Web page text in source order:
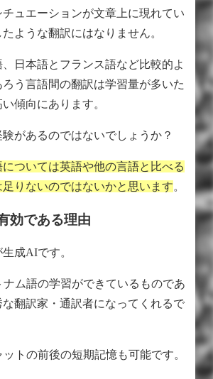
ュエーションが文章上に現れてい
ような翻訳にはなりません。
日本語とフランス語など比較的よ
う言語間の翻訳は学習量が多いた
傾向にあります。
があるのではないでしょうか？
ついては英語や他の言語と比べる
りないのではないかと思います。
効である理由
成AIです。
ム語の学習ができているものであ
翻訳家・通訳者になってくれるで
トの前後の短期記憶も可能です。